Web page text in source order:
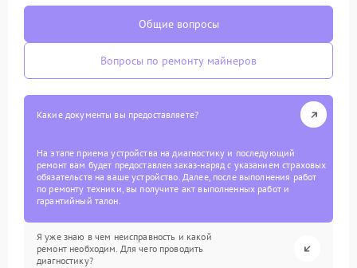
Общие вопросы
Вопросы по ремонту майнеров
Какие документы вы предоставляете?
На этапе приема устройства на диагностику и последующий
ремонт вам будет предоставлен заказ-наряд с указанием страховых
обязательств на ваше устройство. Далее, после выполнения работ
по ремонту техники, вы получите акт выполненных работ и
гарантийный талон.
Я уже знаю в чем неисправность и какой
ремонт необходим. Для чего проводить
диагностику?